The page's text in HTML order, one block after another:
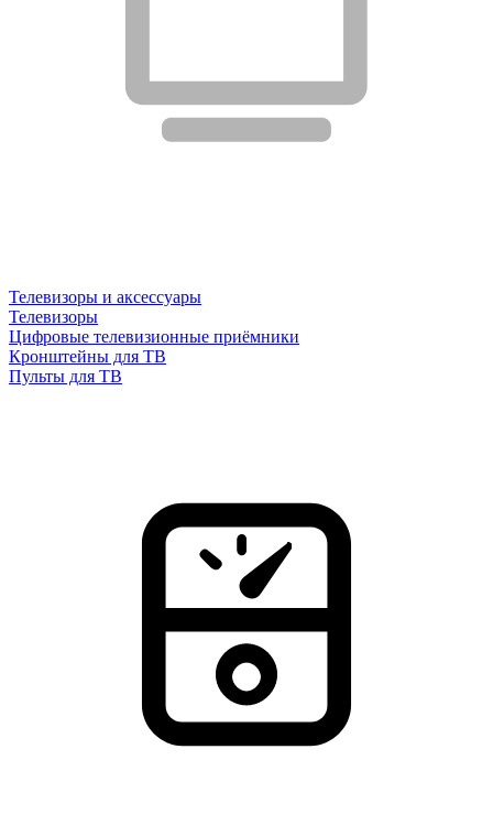
Телевизоры и аксессуары
Телевизоры
Цифровые телевизионные приёмники
Кронштейны для ТВ
Пульты для ТВ